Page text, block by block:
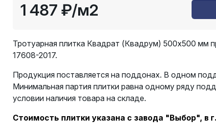
1 487 ₽/м2
Тротуарная плитка Квадрат (Квадрум) 500х500 мм
17608-2017.
Продукция поставляется на поддонах. В одном
Минимальная партия плитки равна одному ряду
условии наличия товара на складе.
Стоимость плитки указана с завода "Выбор", в